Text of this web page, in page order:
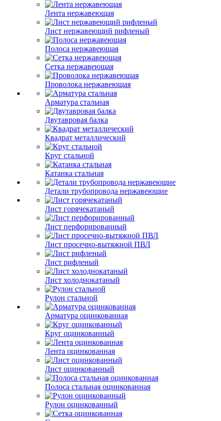
Лента нержавеющая
Лист нержавеющий рифленый
Полоса нержавеющая
Сетка нержавеющая
Проволока нержавеющая
Арматура стальная
Двутавровая балка
Квадрат металлический
Круг стальной
Катанка стальная
Детали трубопровода нержавеющие
Лист горячекатаный
Лист перфорированный
Лист просечно-вытяжной ПВЛ
Лист рифленый
Лист холоднокатаный
Рулон стальной
Арматура оцинкованная
Круг оцинкованный
Лента оцинкованная
Лист оцинкованный
Полоса стальная оцинкованная
Рулон оцинкованный